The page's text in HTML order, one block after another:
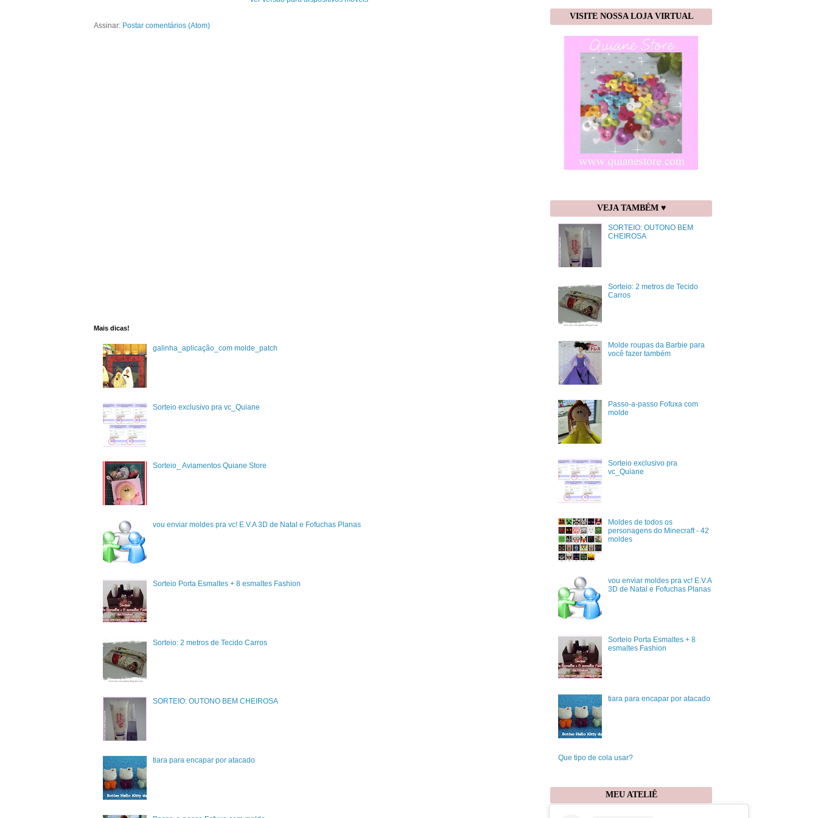
Assinar: Postar comentários (Atom)
Mais dicas!
galinha_aplicação_com molde_patch
Sorteio exclusivo pra vc_Quiane
Sorteio_ Aviamentos Quiane Store
vou enviar moldes pra vc! E.V.A 3D de Natal e Fofuchas Planas
Sorteio Porta Esmaltes + 8 esmaltes Fashion
Sorteio: 2 metros de Tecido Carros
SORTEIO: OUTONO BEM CHEIROSA
tiara para encapar por atacado
VISITE NOSSA LOJA VIRTUAL
VEJA TAMBÉM ♥
SORTEIO: OUTONO BEM
CHEIROSA
Sorteio: 2 metros de Tecido
Carros
Molde roupas da Barbie para
você fazer também
Passo-a-passo Fofuxa com
molde
Sorteio exclusivo pra
vc_Quiane
Moldes de todos os
personagens do Minecraft - 42
moldes
vou enviar moldes pra vc! E.V.A
3D de Natal e Fofuchas Planas
Sorteio Porta Esmaltes + 8
esmaltes Fashion
tiara para encapar por atacado
Que tipo de cola usar?
MEU ATELIÊ